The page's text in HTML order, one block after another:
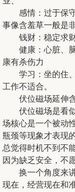
感情：过于保守
事像含羞草一般是
钱财：稳定求财
健康：心脏、脑
康有杀伤力
学习：坐的住、
工作不适合。
伏位磁场延伸
伏位磁场是看似
场核心是一个被动
瓶颈等现象才表现
总觉得时机不到不
因为缺乏安全，不
换一个角度来讲
现在，经营现在和